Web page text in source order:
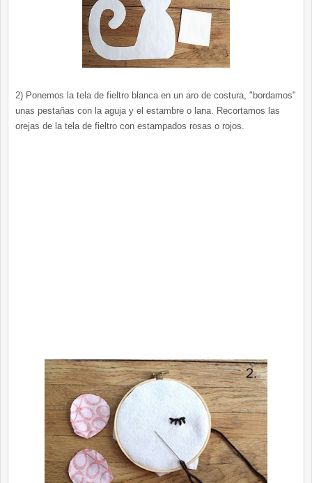
2) Ponemos la tela de fieltro blanca en un aro de costura, "bordamos"
unas pestañas con la aguja y el estambre o lana. Recortamos las
orejas de la tela de fieltro con estampados rosas o rojos.